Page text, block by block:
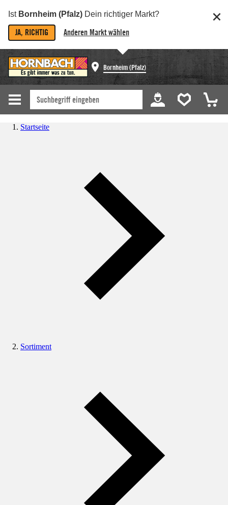
Ist Bornheim (Pfalz) Dein richtiger Markt?
JA, RICHTIG Anderen Markt wählen
Bornheim (Pfalz)
Startseite
Sortiment